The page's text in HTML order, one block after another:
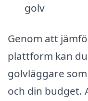
golv
Genom att
plattform kan
golvläggare
och din budget.